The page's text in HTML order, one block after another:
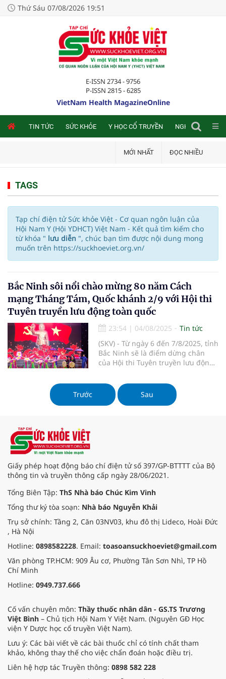
Thứ Sáu 07/08/2026 19:51
E-ISSN 2734 - 9756
P-ISSN 2815 - 6285
VietNam Health MagazineOnline
TIN TỨC SỨC KHỎE Y HỌC CỔ TRUYỀN NGHIÊN CỨU
MỚI NHẤT ĐỌC NHIỀU
TAGS
Tạp chí điện tử Sức khỏe Việt - Cơ quan ngôn luận của
Hội Nam Y (Hội YDHCT) Việt Nam - Kết quả tìm kiếm cho
từ khóa " lưu diễn ", chúc bạn tìm được nội dung mong
muốn trên https://suckhoeviet.org.vn/
Bắc Ninh sôi nổi chào mừng 80 năm Cách
mạng Tháng Tám, Quốc khánh 2/9 với Hội thi
Tuyên truyền lưu động toàn quốc
23:54 | 04/08/2025
Tin tức
(SKV) - Từ ngày 6 đến 7/8/2025, tỉnh
Bắc Ninh sẽ là điểm dừng chân
của Hội thi Tuyên truyền lưu động
nghệ thuật đặc sắc, tạo không khí
vui tươi, phấn khởi và lan tỏa niềm
tự hào dân tộc.
Trước Sau
Giấy phép hoạt động báo chí điện tử số 397/GP-BTTTT của Bộ
thông tin và truyền thông cấp ngày 28/06/2021.
Tổng Biên Tập: ThS Nhà báo Chúc Kim Vinh
Tổng thư ký tòa soạn: Nhà báo Nguyễn Khải
Trụ sở chính: Tầng 2, Căn 03NV03, khu đô thị Lideco, Hoài Đức
, Hà Nội
Hotline: 0898582228. Email: toasoansuckhoeviet@gmail.com
Văn phòng TP.HCM: 909 Âu cơ, Phường Tân Sơn Nhì, TP Hồ
Chí Minh
Hotline: 0949.737.666
Cố vấn chuyên môn: Thầy thuốc nhân dân - GS.TS Trương
Việt Bình – Chủ tịch Hội Nam Y Việt Nam. (Nguyên GĐ Học
viện Y Dược học cổ truyền Việt Nam).
Lưu ý: Các bài viết về các bài thuốc chỉ có tính chất tham
khảo, không thay thế cho việc chẩn đoán hoặc điều trị.
Liên hệ hợp tác Truyền thông: 0898 582 228